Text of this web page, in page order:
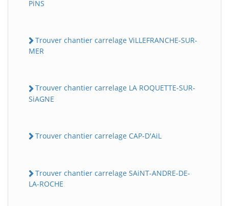
PiNS
Trouver chantier carrelage ViLLEFRANCHE-SUR-
MER
Trouver chantier carrelage LA ROQUETTE-SUR-
SiAGNE
Trouver chantier carrelage CAP-D'AiL
Trouver chantier carrelage SAiNT-ANDRE-DE-
LA-ROCHE